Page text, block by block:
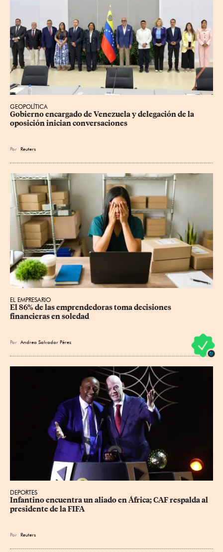
GEOPOLÍTICA
Gobierno encargado de Venezuela y delegación de la
oposición inician conversaciones
Por Reuters
EL EMPRESARIO
El 86% de las emprendedoras toma decisiones
financieras en soledad
Por Andrea Salvador Pérez
DEPORTES
Infantino encuentra un aliado en África; CAF respalda al
presidente de la FIFA
Por Reuters